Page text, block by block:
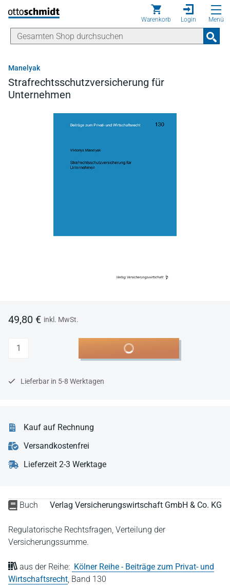
Direkt zum Inhalt
Warenkorb Login Menü
Manelyak
Strafrechtsschutzversicherung für
Unternehmen
Buch Verlag Versicherungswirtschaft GmbH & Co. KG
Regulatorische Rechtsfragen, Verteilung der
Versicherungssumme.
aus der Reihe: Kölner Reihe - Beiträge zum Privat- und
Wirtschaftsrecht, Band 130
49,80 € inkl. MwSt.
Anzahl In den Warenkorb
Lieferbar in 5-8 Werktagen
Kauf auf Rechnung
Versandkostenfrei
Lieferzeit 2-3 Werktage